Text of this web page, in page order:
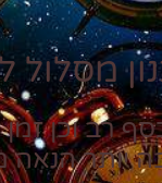
מסלול
רב וכן
יותר הנאה